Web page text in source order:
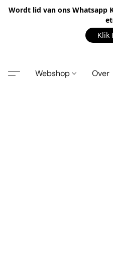
Wordt lid van ons Whatsapp
Klik
Webshop Over